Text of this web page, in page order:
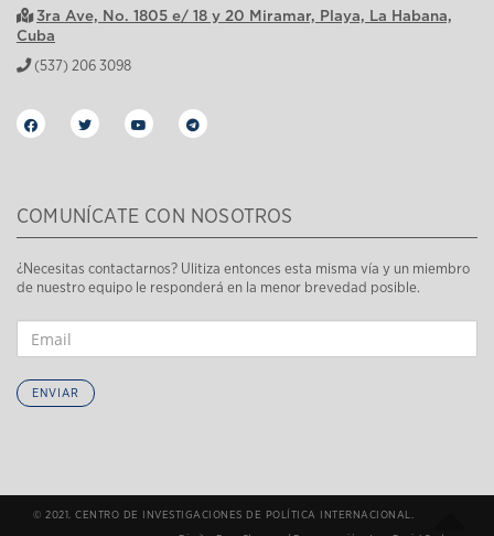
3ra Ave, No. 1805 e/ 18 y 20 Miramar, Playa, La Habana,
Cuba
(537) 206 3098
COMUNÍCATE CON NOSOTROS
¿Necesitas contactarnos? Ulitiza entonces esta misma vía y un miembro
de nuestro equipo le responderá en la menor brevedad posible.
ENVIAR
© 2021. CENTRO DE INVESTIGACIONES DE POLÍTICA INTERNACIONAL.